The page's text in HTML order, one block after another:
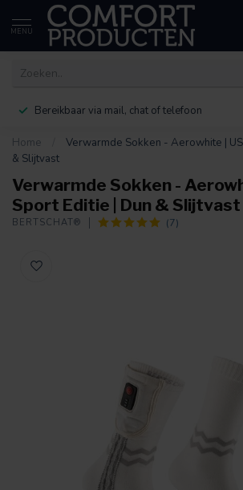
MENU
Bereikbaar via mail, chat of telefoon
Home
Verwarmde Sokken - Aerowhite |
& Slijtvast
Verwarmde Sokken -
Sport Editie | Dun & Slijtvast
BERTSCHAT® (7)